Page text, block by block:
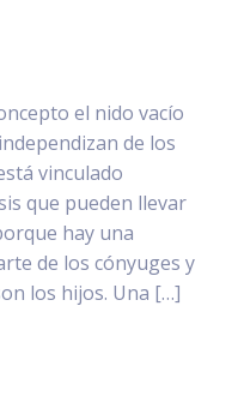
el nido vacío
de los
vinculado
que pueden llevar
hay una
de los cónyuges y
los hijos. Una […]